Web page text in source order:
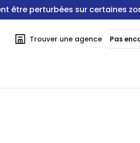
être perturbées sur certaines
Trouver une agence Pas